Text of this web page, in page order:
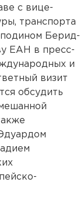
с вице-
транспорта
Берид-
ЕАН в пресс-
и
визит
обсудить